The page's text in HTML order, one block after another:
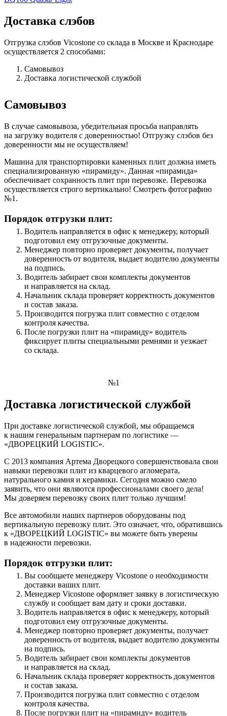
Доставка слэбов
Отгрузка слэбов Vicostone со склада в Москве и Краснодаре
осуществляется 2 способами:
Самовывоз
Доставка логистической службой
Самовывоз
В случае самовывоза, убедительная просьба направлять
на загрузку водителя с доверенностью! Отгрузку слэбов без
доверенности мы не осуществляем!
Машина для транспортировки каменных плит должна иметь
специализированную «пирамиду». Данная «пирамида»
обеспечивает сохранность плит при перевозке. Перевозка
осуществляется строго вертикально! Смотреть фотографию
№1.
Порядок отгрузки плит:
Водитель направляется в офис к менеджеру, который
подготовил ему отгрузочные документы.
Менеджер повторно проверяет документы, получает
доверенность от водителя, выдает водителю документы
на подпись.
Водитель забирает свои комплекты документов
и направляется на склад.
Начальник склада проверяет корректность документов
и состав заказа.
Производится погрузка плит совместно с отделом
контроля качества.
После погрузки плит на «пирамиду» водитель
фиксирует плиты специальными ремнями и уезжает
со склада.
№1
Доставка логистической службой
При доставке логистической службой, мы обращаемся
к нашим генеральным партнерам по логистике —
«ДВОРЕЦКИЙ LOGISTIC».
С 2013 компания Артема Дворецкого совершенствовала свои
навыки перевозки плит из кварцевого агломерата,
натурального камня и керамики. Сегодня можно смело
заявить, что они являются профессионалами своего дела!
Мы доверяем перевозку своих плит только лучшим!
Все автомобили наших партнеров оборудованы под
вертикальную перевозку плит. Это означает, что, обратившись
к «ДВОРЕЦКИЙ LOGISTIC» вы можете быть уверены
в надежности перевозки.
Порядок отгрузки плит:
Вы сообщаете менеджеру Vicostone о необходимости
доставки ваших плит.
Менеджер Vicostone оформляет заявку в логистическую
службу и сообщает вам дату и сроки доставки.
Водитель направляется в офис к менеджеру, который
подготовил ему отгрузочные документы.
Менеджер повторно проверяет документы, получает
доверенность от водителя, выдает водителю документы
на подпись.
Водитель забирает свои комплекты документов
и направляется на склад.
Начальник склада проверяет корректность документов
и состав заказа.
Производится погрузка плит совместно с отделом
контроля качества.
После погрузки плит на «пирамиду» водитель